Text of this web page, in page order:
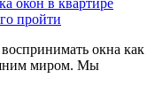
окна как
миром. Мы